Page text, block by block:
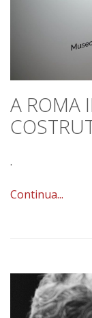
A ROMA
.
Continua...